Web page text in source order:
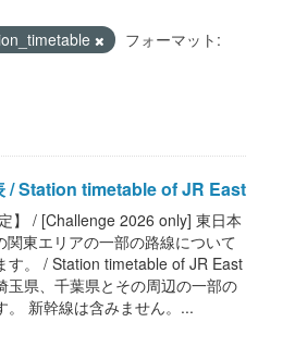
フォーマット:
/ Station timetable of JR East
】 / [Challenge 2026 only] 東日本
東エリアの一部の路線について
す。 / Station timetable of JR East
玉県、千葉県とその周辺の一部の
。 新幹線は含みません。...